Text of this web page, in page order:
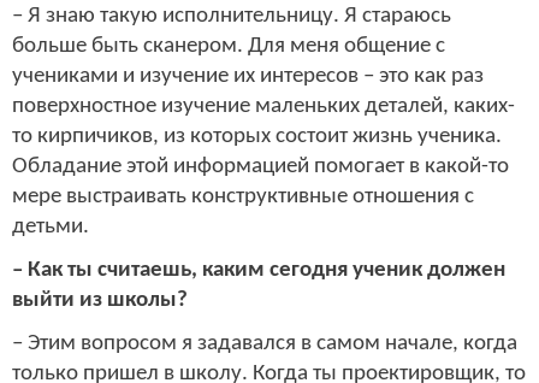
– Я знаю такую исполнительницу. Я стараюсь
больше быть сканером. Для меня общение с
учениками и изучение их интересов – это как раз
поверхностное изучение маленьких деталей, каких-
то кирпичиков, из которых состоит жизнь ученика.
Обладание этой информацией помогает в какой-то
мере выстраивать конструктивные отношения с
детьми.
– Как ты считаешь, каким сегодня ученик должен
выйти из школы?
– Этим вопросом я задавался в самом начале, когда
только пришел в школу. Когда ты проектировщик, то